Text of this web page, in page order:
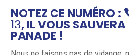
NOTEZ CE NUMÉRO :
13, IL VOUS
PANADE !